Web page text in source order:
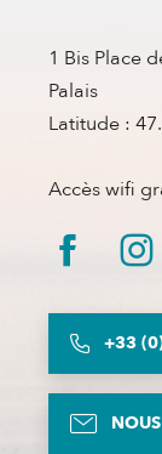
1 Bis Place
Palais
Latitude :
Accès wifi
+33